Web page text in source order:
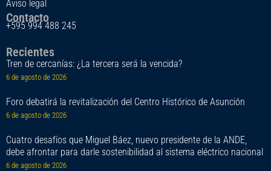
Aviso legal
Contacto
+595 994 488 245
Recientes
Tren de cercanías: ¿La tercera será la vencida?
6 de agosto de 2026
Foro debatirá la revitalización del Centro Histórico de Asunción
6 de agosto de 2026
Cuatro desafíos que Miguel Báez, nuevo presidente de la ANDE,
debe afrontar para darle sostenibilidad al sistema eléctrico nacional
6 de agosto de 2026